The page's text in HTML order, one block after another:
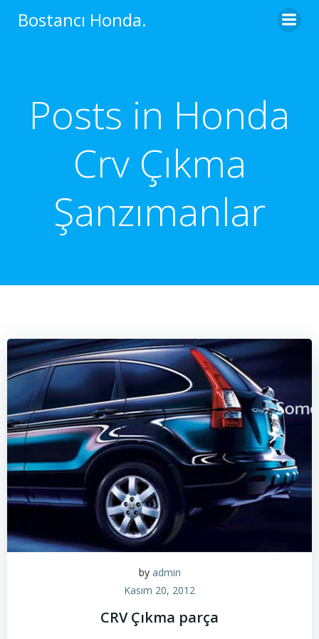
Bostancı Honda.
Posts in Honda
Crv Çıkma
Şanzımanlar
by admin
Kasım 20, 2012
CRV Çıkma parça